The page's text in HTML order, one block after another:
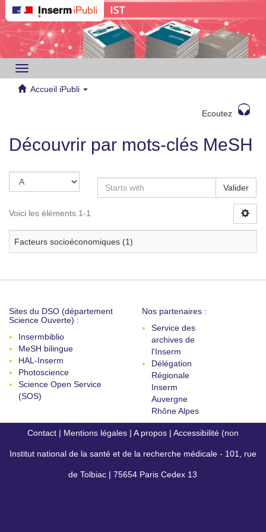
Toggle
navigation
Accueil iPubli
Ecoutez
Découvrir par mots-clés MeSH
Valider
Voici les éléments 1-1
Facteurs socioéconomiques (1)
Sites du DSO (département
Science Ouverte) :
Insermbiblio
MeSH bilingue
HAL-Inserm
Photoscience
Science Open Service
(SOS)
Nos partenaires :
Service des
archives de
l'Inserm
Délégation
Régionale
Inserm
Auvergne
Rhône Alpes
Contact | Mentions légales | A propos | Accessibilité (non
conforme)
Institut national de la santé et de la recherche médicale - 101, rue
de Tolbiac | 75654 Paris Cedex 13